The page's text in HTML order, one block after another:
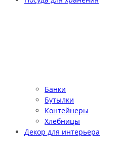
Банки
Бутылки
Контейнеры
Хлебницы
Декор для интерьера